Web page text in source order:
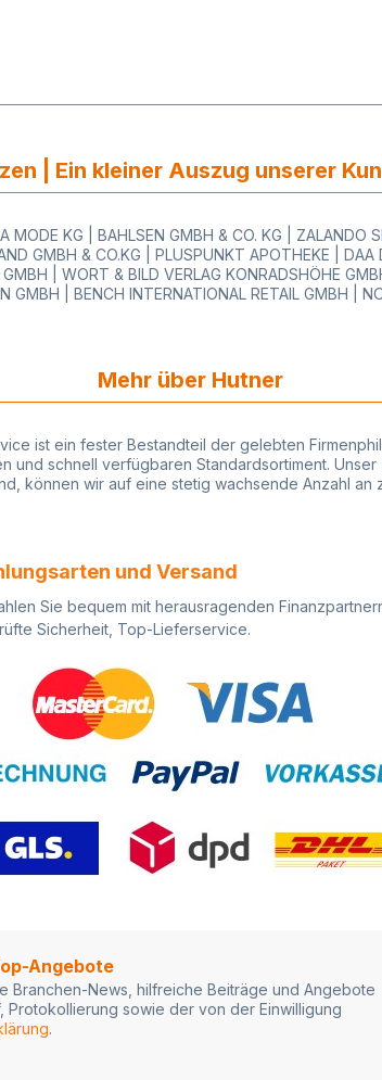
| Ein kleiner Auszug unserer
KG | BAHLSEN GMBH & CO. KG | ZALANDO
GMBH & CO.KG | PLUSPUNKT APOTHEKE | DAA
| WORT & BILD VERLAG KONRADSHÖHE
| BENCH INTERNATIONAL RETAIL GMBH |
Mehr über Hutner
ist ein fester Bestandteil der gelebten
und schnell verfügbaren Standardsortiment.
können wir auf eine stetig wachsende Anzahl
und Versand
Sie bequem mit herausragenden
Sicherheit, Top-Lieferservice.
Angebote
Branchen-News, hilfreiche Beiträge und Angebote
Protokollierung sowie der von der Einwilligung
.